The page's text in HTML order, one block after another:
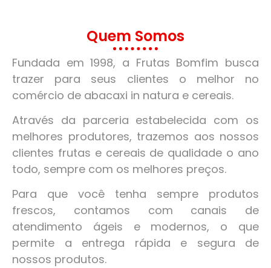
Quem Somos
Fundada em 1998, a Frutas Bomfim busca
trazer para seus clientes o melhor no
comércio de abacaxi in natura e cereais.
Através da parceria estabelecida com os
melhores produtores, trazemos aos nossos
clientes frutas e cereais de qualidade o ano
todo, sempre com os melhores preços.
Para que você tenha sempre produtos
frescos, contamos com canais de
atendimento ágeis e modernos, o que
permite a entrega rápida e segura de
nossos produtos.